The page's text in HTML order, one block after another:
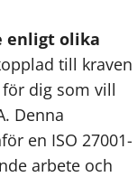
enligt olika
till kraven
för dig som vill
Denna
en ISO 27001-
arbete och